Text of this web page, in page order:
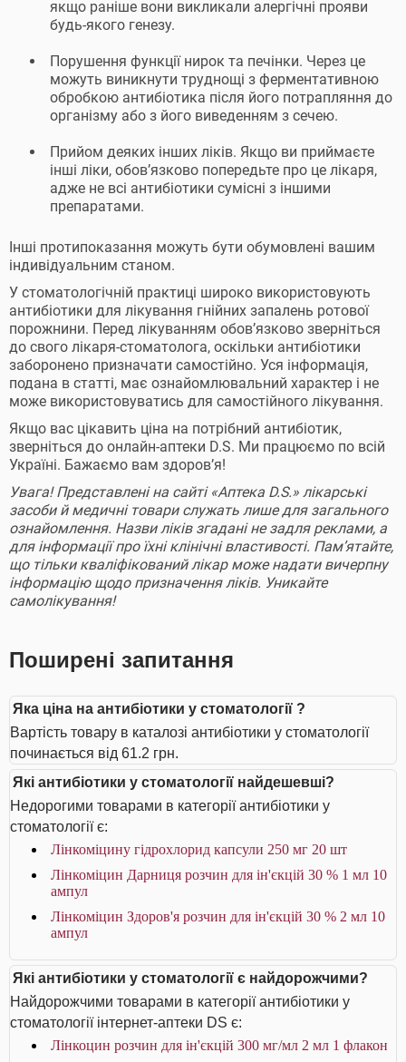
якщо раніше вони викликали алергічні прояви
будь-якого генезу.
Порушення функції нирок та печінки. Через це
можуть виникнути труднощі з ферментативною
обробкою антибіотика після його потрапляння до
організму або з його виведенням з сечею.
Прийом деяких інших ліків. Якщо ви приймаєте
інші ліки, обовʼязково попередьте про це лікаря,
адже не всі антибіотики сумісні з іншими
препаратами.
Інші протипоказання можуть бути обумовлені вашим
індивідуальним станом.
У стоматологічній практиці широко використовують
антибіотики для лікування гнійних запалень ротової
порожнини. Перед лікуванням обовʼязково зверніться
до свого лікаря-стоматолога, оскільки антибіотики
заборонено призначати самостійно. Уся інформація,
подана в статті, має ознайомлювальний характер і не
може використовуватись для самостійного лікування.
Якщо вас цікавить ціна на потрібний антибіотик,
зверніться до онлайн-аптеки D.S. Ми працюємо по всій
Україні. Бажаємо вам здоровʼя!
Увага! Представлені на сайті «Аптека D.S.» лікарські
засоби й медичні товари служать лише для загального
ознайомлення. Назви ліків згадані не задля реклами, а
для інформації про їхні клінічні властивості. Пам’ятайте,
що тільки кваліфікований лікар може надати вичерпну
інформацію щодо призначення ліків. Уникайте
самолікування!
Поширені запитання
Яка ціна на антибіотики у стоматології ?
Вартість товару в каталозі антибіотики у стоматології
починається від 61.2 грн.
Які антибіотики у стоматології найдешевші?
Недорогими товарами в категорії антибіотики у
стоматології є:
Лінкоміцину гідрохлорид капсули 250 мг 20 шт
Лінкоміцин Дарниця розчин для ін'єкцій 30 % 1 мл 10
ампул
Лінкоміцин Здоров'я розчин для ін'єкцій 30 % 2 мл 10
ампул
Які антибіотики у стоматології є найдорожчими?
Найдорожчими товарами в категорії антибіотики у
стоматології інтернет-аптеки DS є:
Лінкоцин розчин для ін'єкцій 300 мг/мл 2 мл 1 флакон